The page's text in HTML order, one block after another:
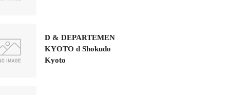
D & DEPARTEMEN
KYOTO d Shokudo
Kyoto